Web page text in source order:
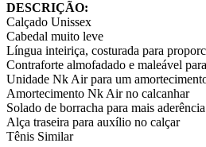
DESCRIÇÃO:
Calçado Unissex
Cabedal muito leve
Língua inteiriça, costurada para
Contraforte almofadado e maleável
Unidade Nk Air para um
Amortecimento Nk Air no calcanhar
Solado de borracha para mais aderência
Alça traseira para auxílio no calçar
Tênis Similar